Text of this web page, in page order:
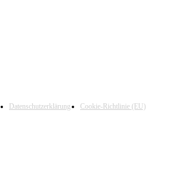
Datenschutzerklärung Cookie-Richtlinie (EU)